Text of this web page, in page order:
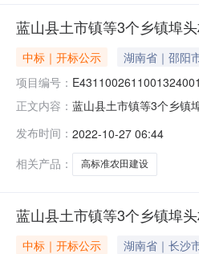
蓝山县土市镇等3个乡镇埠
中标｜开标公示
湖南省｜邵阳
项目编号： E4311002611001324001
正文内容： 蓝山县土市镇等3个乡镇
标人名称:湖南德诚水电
发布时间： 2022-10-27 06:44
相关产品：
高标准农田建设
蓝山县土市镇等3个乡镇埠
中标｜开标公示
湖南省｜长沙